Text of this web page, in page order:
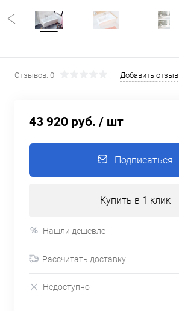
Отзывов: 0 Добавить отзыв
43 920 руб. / шт
Подписаться
Купить в 1 клик
Нашли дешевле
Рассчитать доставку
Недоступно